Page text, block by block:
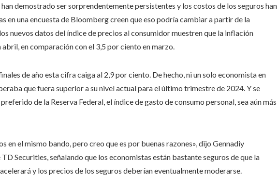
demostrado ser sorprendentemente persistentes y los costos de los seguros han
en una encuesta de Bloomberg creen que eso podría cambiar a partir de la
nuevos datos del índice de precios al consumidor muestren que la inflación
en comparación con el 3,5 por ciento en marzo.
de año esta cifra caiga al 2,9 por ciento. De hecho, ni un solo economista en
que fuera superior a su nivel actual para el último trimestre de 2024. Y se
de la Reserva Federal, el índice de gasto de consumo personal, sea aún más
en el mismo bando, pero creo que es por buenas razones», dijo Gennadiy
Securities, señalando que los economistas están bastante seguros de que la
y los precios de los seguros deberían eventualmente moderarse.